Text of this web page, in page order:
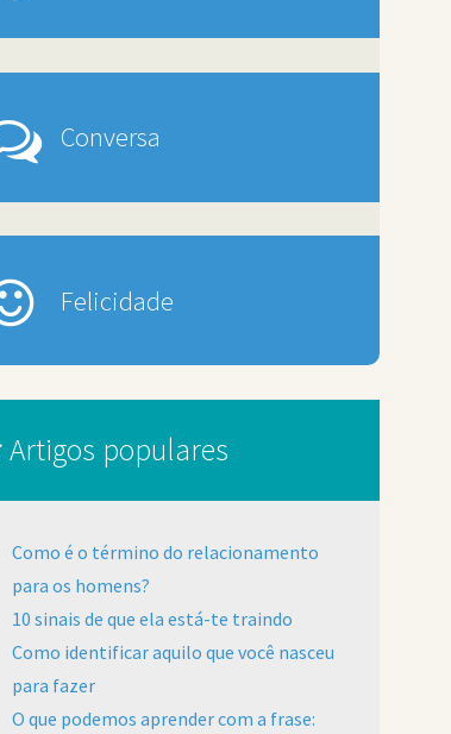
Conversa
Felicidade
Artigos populares
Como é o término do relacionamento
para os homens?
10 sinais de que ela está-te traindo
Como identificar aquilo que você nasceu
para fazer
O que podemos aprender com a frase: